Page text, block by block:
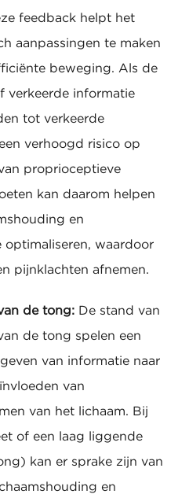
feedback helpt het
aanpassingen te maken
beweging. Als de
verkeerde informatie
tot verkeerde
verhoogd risico op
proprioceptieve
kan daarom helpen
en
waardoor
pijnklachten afnemen.
de tong: De stand van
de tong spelen een
van informatie naar
van
van het lichaam. Bij
of een laag liggende
kan er sprake zijn van
en